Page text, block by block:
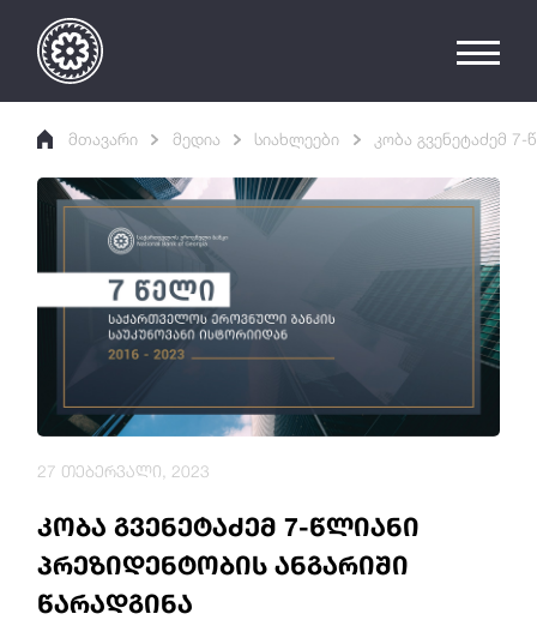
მთავარი მედია სიახლეები კობა გვენეტაძემ
კობა გვენეტაძემ 7-წლიანი
პრეზიდენტობის ანგარიში
წარადგინა
27 თებერვალი, 2023